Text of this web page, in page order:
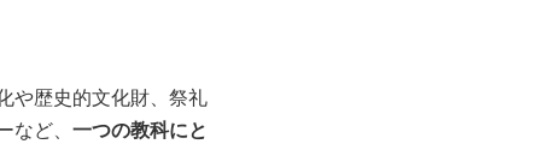
や歴史的文化財、祭礼
など、 一つの教科にと